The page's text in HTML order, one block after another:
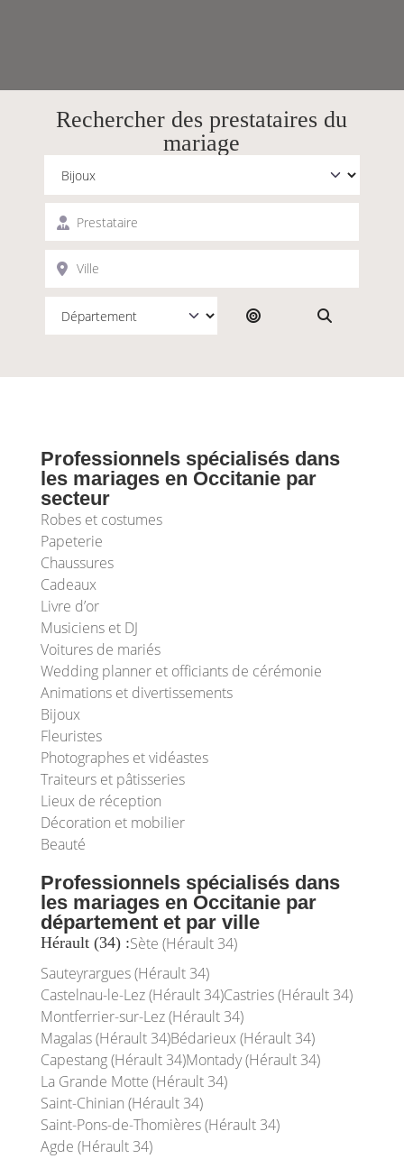
Rechercher des prestataires du
mariage
Prestataire
Ville
Rechercher par
Professionnels spécialisés dans
les mariages en Occitanie par
secteur
Robes et costumes
Papeterie
Chaussures
Cadeaux
Livre d’or
Musiciens et DJ
Voitures de mariés
Wedding planner et officiants de cérémonie
Animations et divertissements
Bijoux
Fleuristes
Photographes et vidéastes
Traiteurs et pâtisseries
Lieux de réception
Décoration et mobilier
Beauté
Professionnels spécialisés dans
les mariages en Occitanie par
département et par ville
Hérault (34) :Sète (Hérault 34)
Sauteyrargues (Hérault 34)
Castelnau-le-Lez (Hérault 34)Castries (Hérault 34)
Montferrier-sur-Lez (Hérault 34)
Magalas (Hérault 34)Bédarieux (Hérault 34)
Capestang (Hérault 34)Montady (Hérault 34)
La Grande Motte (Hérault 34)
Saint-Chinian (Hérault 34)
Saint-Pons-de-Thomières (Hérault 34)
Agde (Hérault 34)